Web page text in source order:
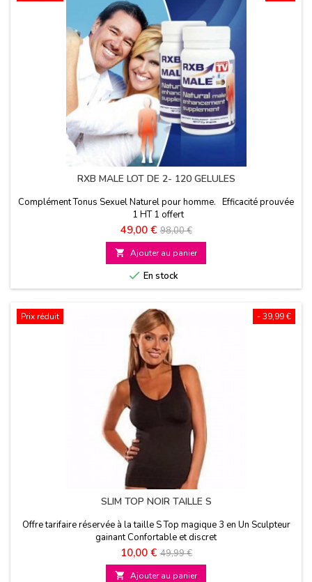
RXB MALE LOT DE 2- 120 GELULES
Complément Tonus Sexuel Naturel pour homme. Efficacité prouvée
1 HT 1 offert
Prix
49,00 € Prix
de
base
98,00 €
 Ajouter au panier
 En stock
- 39,99 €
Prix réduit
SLIM TOP NOIR TAILLE S
Offre tarifaire réservée à la taille S Top magique 3 en Un Sculpteur
gainant Confortable et discret
Prix
10,00 € Prix
de
49,99 €
 Ajouter au panier